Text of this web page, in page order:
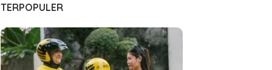
TERPOPULER